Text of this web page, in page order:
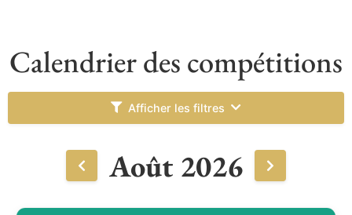
Calendrier des compétitions
Afficher les filtres
Août 2026